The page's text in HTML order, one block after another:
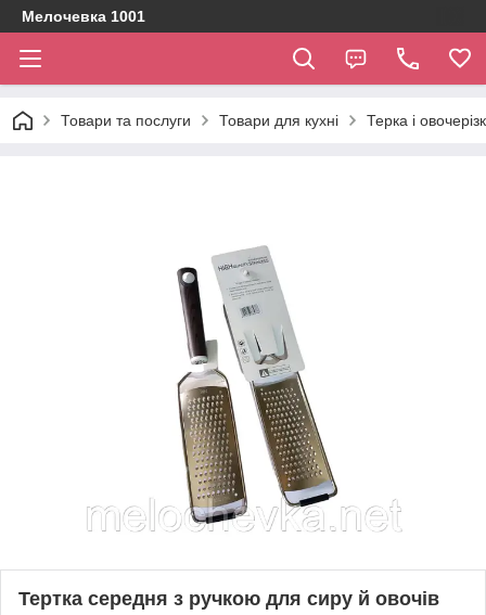
Мелочевка 1001
Товари та послуги Товари для кухні Терка і
Тертка середня з ручкою для сиру й овочів